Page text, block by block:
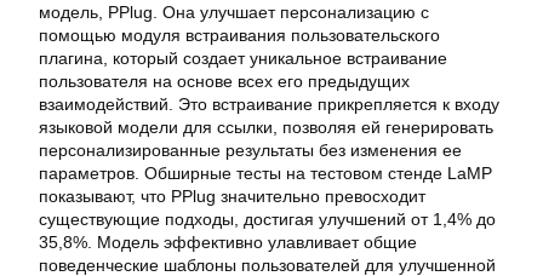
модель, PPlug. Она улучшает персонализацию с
помощью модуля встраивания пользовательского
плагина, который создает уникальное встраивание
пользователя на основе всех его предыдущих
взаимодействий. Это встраивание прикрепляется к входу
языковой модели для ссылки, позволяя ей генерировать
персонализированные результаты без изменения ее
параметров. Обширные тесты на тестовом стенде LaMP
показывают, что PPlug значительно превосходит
существующие подходы, достигая улучшений от 1,4% до
35,8%. Модель эффективно улавливает общие
поведенческие шаблоны пользователей для улучшенной